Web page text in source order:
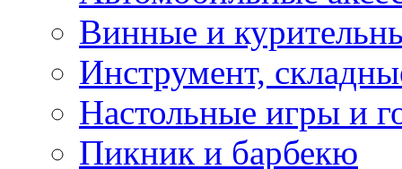
Винные и
Инструмент,
Настольные игры и
Пикник и барбекю